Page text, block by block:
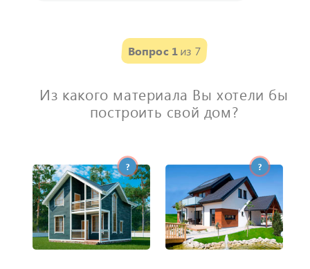
Вопрос 1из 7
Из какого материала Вы хотели бы
построить свой дом?
? ?